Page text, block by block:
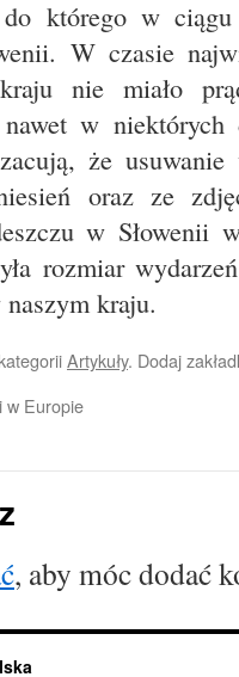
którego w
W czasie
nie miało
w
że
oraz ze
w Słowenii
rozmiar
kraju.
Artykuły. Dodaj
w Europie
, aby móc dodać